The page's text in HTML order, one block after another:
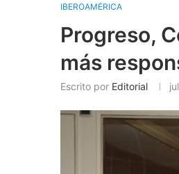
IBEROAMÉRICA
Progreso,
más
Escrito por Editorial